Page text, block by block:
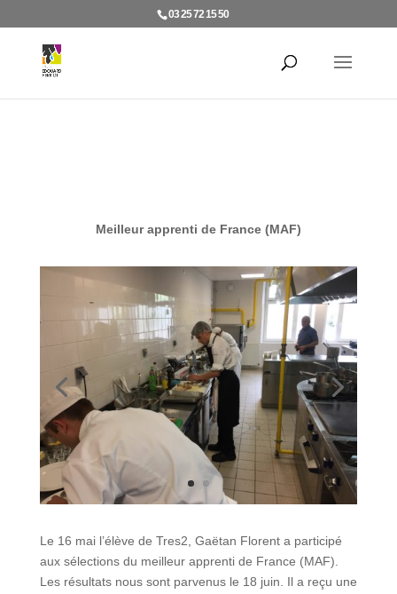
03 25 72 15 50
Meilleur apprenti de France (MAF)
Le 16 mai l’élève de Tres2, Gaëtan Florent a participé
aux sélections du meilleur apprenti de France (MAF).
Les résultats nous sont parvenus le 18 juin. Il a reçu une